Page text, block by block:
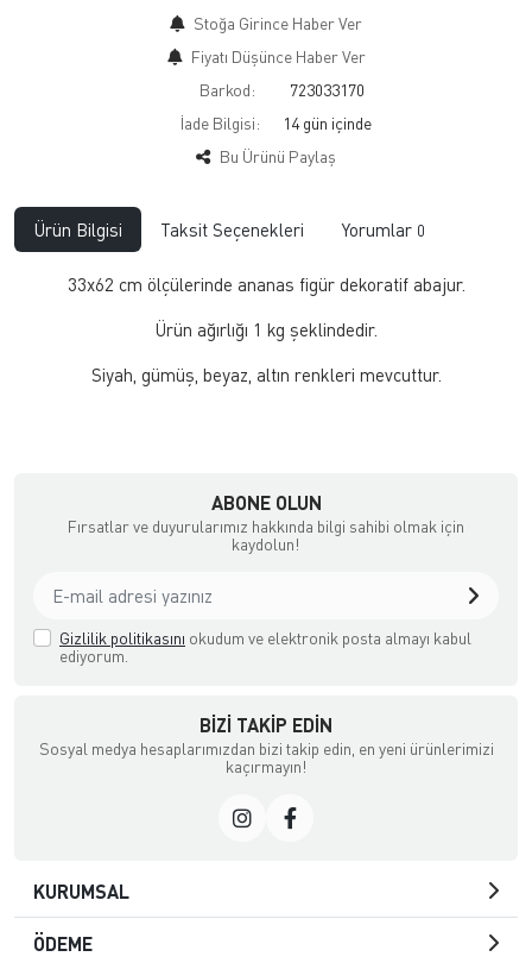
Stoğa Girince Haber Ver
Fiyatı Düşünce Haber Ver
Barkod:
723033170
İade Bilgisi:
Bu Ürünü Paylaş
Ürün Bilgisi Taksit Seçenekleri Yorumlar 0
33x62 cm ölçülerinde ananas figür dekoratif abajur.
Ürün ağırlığı 1 kg şeklindedir.
Siyah, gümüş, beyaz, altın renkleri mevcuttur.
ABONE OLUN
Fırsatlar ve duyurularımız hakkında bilgi sahibi olmak için
kaydolun!
Gizlilik politikasını okudum ve elektronik posta almayı kabul
ediyorum.
BIZI TAKIP EDIN
Sosyal medya hesaplarımızdan bizi takip edin, en yeni ürünlerimizi
kaçırmayın!
KURUMSAL
ÖDEME